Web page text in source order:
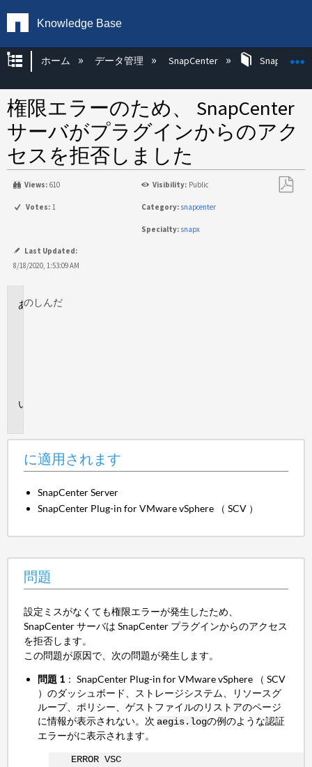
Knowledge Base
グローバル階層を展開/折りたたむ
ホーム データ管理 SnapCenter SnapCenter
権限エラーのため、 SnapCenter
サーバがプラグインからのアク
セスを拒否しました
Views: 610 Visibility: Public
Votes: 1 Category: snapcenter
Specialty: snapx
Last Updated:
8/18/2020, 1:53:09 AM
に
のしんだ
に適用されます
SnapCenter Server
SnapCenter Plug-in for VMware vSphere （ SCV ）
問題
設定ミスがなくても権限エラーが発生したため、
SnapCenter サーバは SnapCenter プラグインからのアクセス
を拒否します。
この問題が原因で、次の問題が発生します。
問題 1 ： SnapCenter Plug-in for VMware vSphere （ SCV
）のダッシュボード、ストレージシステム、リソースグ
ループ、ポリシー、ゲストファイルのリストアのページ
に情報が表示されない。次 aegis.logの例のような認証
エラーがに表示されます。
ERROR VSC